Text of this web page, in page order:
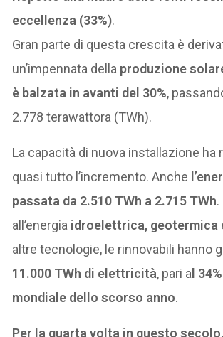
eccellenza (33%).
Gran parte di questa crescita è
un’impennata della produzione
è balzata in avanti del 30%,
2.778 terawattora (TWh).
La capacità di nuova installazione ha
quasi tutto l’incremento. Anche
passata da 2.510 TWh a 2.715 TWh
all’energia idroelettrica, geotermica
altre tecnologie, le rinnovabili hanno
11.000 TWh di elettricità, pari a l
mondiale dello scorso anno.
Per la quarta volta in questo